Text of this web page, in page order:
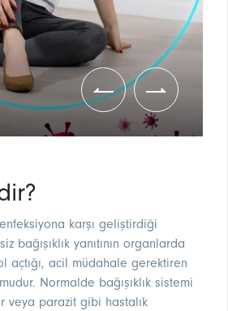
karşı geliştirdiği
bağışıklık yanıtının organlarda
açtığı, acil müdahale gerektiren
Normalde bağışıklık sistemi
veya parazit gibi hastalık